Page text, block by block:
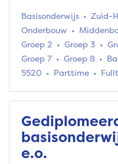
Basisonderwijs Zuid-
Onderbouw
Groep 2
Groep 3
Groep 7
Groep 8
5520
Parttime
e.o.